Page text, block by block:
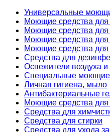
Универсальные
Моющие средства
Моющие средства для
Моющие средства для
Моющие средства для
Средства для
Освежители воздуха
Специальные моющие
Личная гигиена, мыло
Антибактериальные
Моющие средства для
Средства для
Средства для стирки
Средства для ухода